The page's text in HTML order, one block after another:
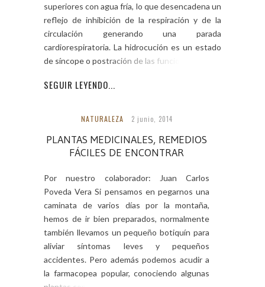
superiores con agua fría, lo que desencadena un
reflejo de inhibición de la respiración y de la
circulación generando una parada
cardiorespiratoria. La hidrocución es un estado
de síncope o postración de las funciones […]
SEGUIR LEYENDO...
NATURALEZA 2 junio, 2014
PLANTAS MEDICINALES, REMEDIOS
FÁCILES DE ENCONTRAR
Por nuestro colaborador: Juan Carlos
Poveda Vera Si pensamos en pegarnos una
caminata de varios días por la montaña,
hemos de ir bien preparados, normalmente
también llevamos un pequeño botiquín para
aliviar síntomas leves y pequeños
accidentes. Pero además podemos acudir a
la farmacopea popular, conociendo algunas